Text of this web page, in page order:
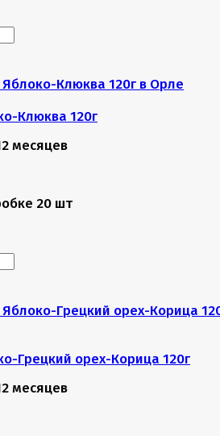
Клюква 120г
месяцев
20 шт
Грецкий орех-Корица 120г
месяцев